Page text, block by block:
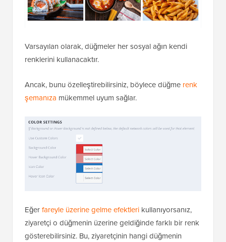
Varsayılan olarak, düğmeler her sosyal ağın kendi
renklerini kullanacaktır.
Ancak, bunu özelleştirebilirsiniz, böylece düğme renk
şemanıza mükemmel uyum sağlar.
Eğerfareyle üzerine gelme efektleri kullanıyorsanız,
ziyaretçi o düğmenin üzerine geldiğinde farklı bir renk
gösterebilirsiniz. Bu, ziyaretçinin hangi düğmenin